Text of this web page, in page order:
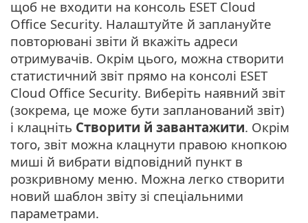
щоб не входити на консоль ESET Cloud
Office Security. Налаштуйте й заплануйте
повторювані звіти й вкажіть адреси
отримувачів. Окрім цього, можна створити
статистичний звіт прямо на консолі ESET
Cloud Office Security. Виберіть наявний звіт
(зокрема, це може бути запланований звіт)
і клацніть Створити й завантажити. Окрім
того, звіт можна клацнути правою кнопкою
миші й вибрати відповідний пункт в
розкривному меню. Можна легко створити
новий шаблон звіту зі спеціальними
параметрами.